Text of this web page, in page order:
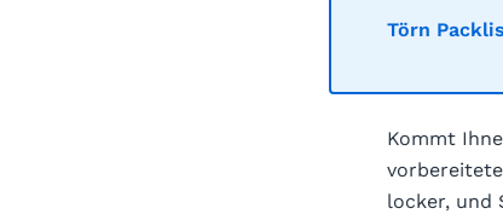
Törn
Kommt
locker, und